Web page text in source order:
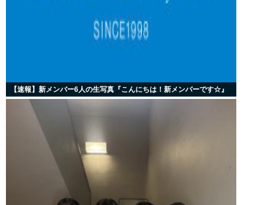
【速報】新メンバー6人の生写真『こんにちは！新メンバーです☆』